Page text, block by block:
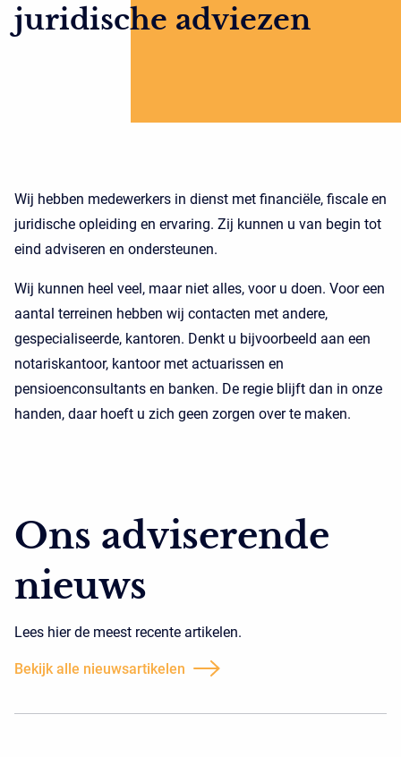
juridische adviezen
Wij hebben medewerkers in dienst met financiële, fiscale en
juridische opleiding en ervaring. Zij kunnen u van begin tot
eind adviseren en ondersteunen.
Wij kunnen heel veel, maar niet alles, voor u doen. Voor een
aantal terreinen hebben wij contacten met andere,
gespecialiseerde, kantoren. Denkt u bijvoorbeeld aan een
notariskantoor, kantoor met actuarissen en
pensioenconsultants en banken. De regie blijft dan in onze
handen, daar hoeft u zich geen zorgen over te maken.
Ons adviserende
nieuws
Lees hier de meest recente artikelen.
Bekijk alle nieuwsartikelen